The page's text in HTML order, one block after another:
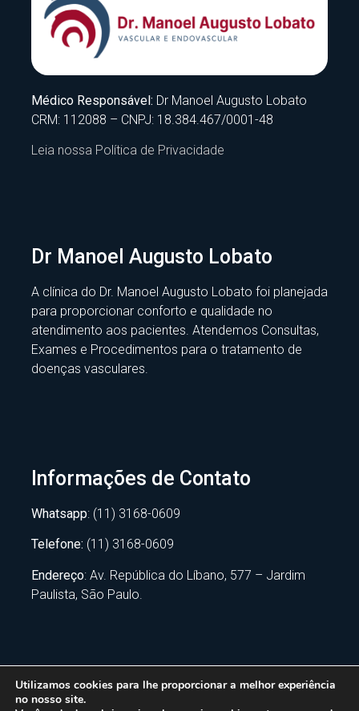
Médico Responsável: Dr Manoel Augusto Lobato
CRM: 112088 – CNPJ: 18.384.467/0001-48
Leia nossa Política de Privacidade
Dr Manoel Augusto Lobato
A clínica do Dr. Manoel Augusto Lobato foi planejada
para proporcionar conforto e qualidade no
atendimento aos pacientes. Atendemos Consultas,
Exames e Procedimentos para o tratamento de
doenças vasculares.
Informações de Contato
Whatsapp: (11) 3168-0609
Telefone: (11) 3168-0609
Endereço: Av. República do Líbano, 577 – Jardim
Paulista, São Paulo.
Utilizamos cookies para lhe proporcionar a melhor experiência
no nosso site.